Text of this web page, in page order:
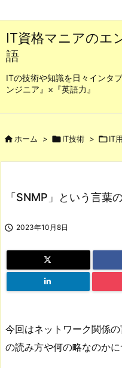
IT資格マニアのエ
語
ITの技術や知識を日々インタ
ンジニア』×『英語力』
ホーム > IT技術 > IT
「SNMP」という言葉
 2023年10月8日
今回はネットワーク関係
の読み方や何の略なのかに